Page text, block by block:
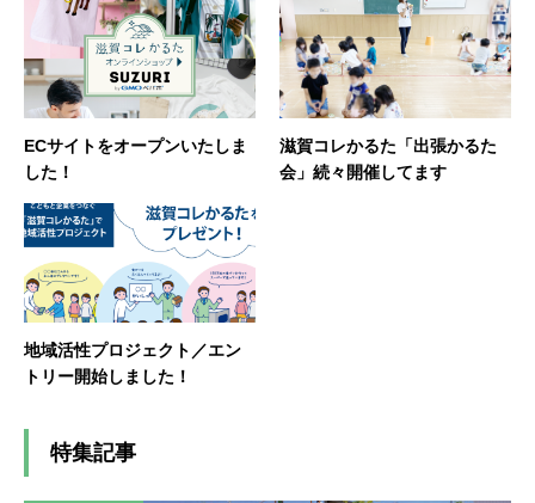
ECサイトをオープンいたしま
した！
滋賀コレかるた「出張かるた
会」続々開催してます
地域活性プロジェクト／エン
トリー開始しました！
特集記事